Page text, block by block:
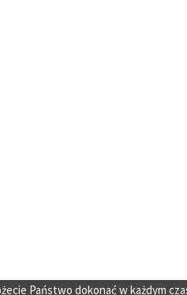
Państwo dokonać w każdym